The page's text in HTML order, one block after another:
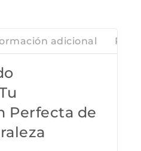
adicional
Perfecta de